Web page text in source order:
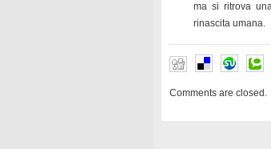
ma si ritrova
rinascita umana.
Comments are closed.